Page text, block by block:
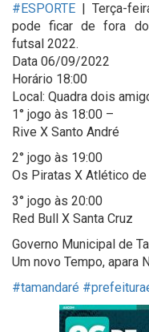
#ESPORTE | Terça-
pode ficar de fora do
futsal 2022.
Data 06/09/2022
Horário 18:00
Local: Quadra dois
1° jogo às 18:00 –
Rive X Santo André
2° jogo às 19:00
Os Piratas X Atlético
3° jogo às 20:00
Red Bull X Santa Cruz
Governo Municipal de
Um novo Tempo, apara
#tamandaré